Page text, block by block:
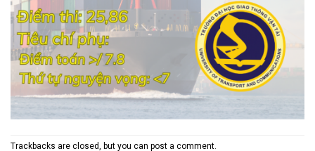
Trackbacks are closed, but you can post a comment.